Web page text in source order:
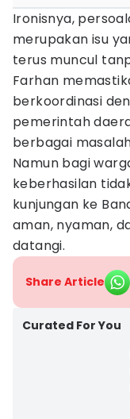
Ironisnya,
merupakan isu
terus muncul
Farhan
berkoordinasi
pemerintah
berbagai
Namun bagi
keberhasilan
kunjungan ke
aman, nyaman,
datangi.
Share Article
Curated For You